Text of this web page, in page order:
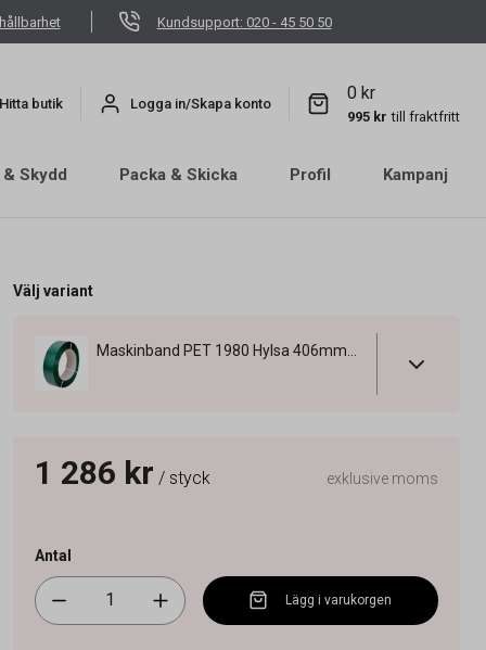
Kundsupport: 020 - 45 50 50
Hitta butik Logga in/Skapa konto
0 kr
995 kr till fraktfritt
Skydd Packa & Skicka Profil Kampanj
Välj variant
1 286 kr / styck exklusive moms
Antal
Lägg i varukorgen